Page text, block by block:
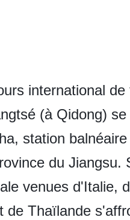
international
(à Qidong)
station
du Jiangsu.
venues d'Italie,
de Thaïlande